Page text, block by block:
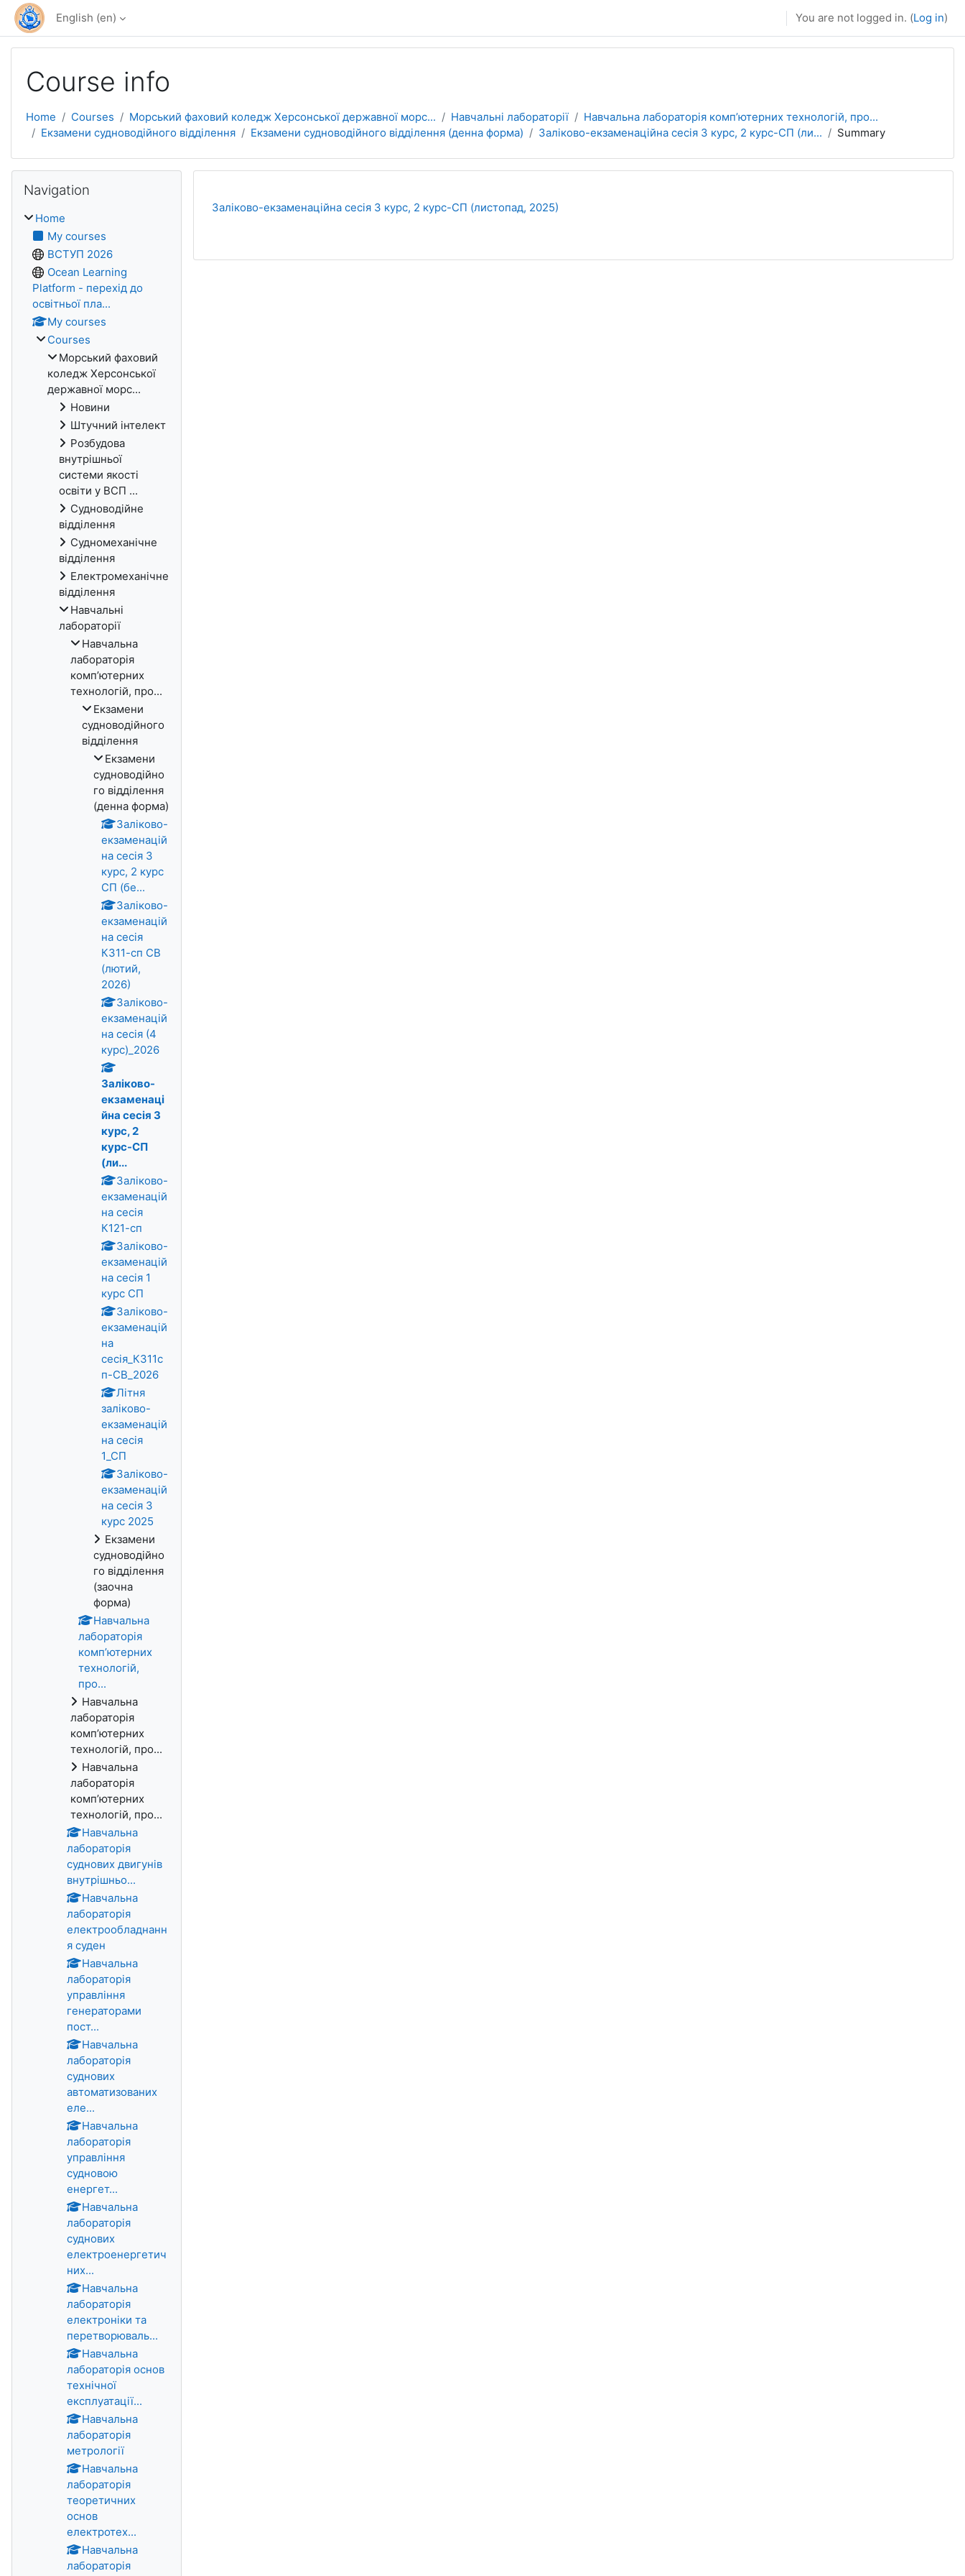
Skip to main content
English ‎(en)‎ You are not logged in. (Log in)
Course info
Home Courses Морський фаховий коледж Херсонської державної морс... Навчальні лабораторії
Навчальна лабораторія комп’ютерних технологій, про...
Екзамени судноводійного відділення
Екзамени судноводійного відділення (денна форма) Заліково-екзаменаційна сесія 3 курс, 2 курс-СП (ли... Summary
Заліково-екзаменаційна сесія 3 курс, 2 курс-СП (листопад, 2025)
Navigation
Home
My courses
ВСТУП 2026
Ocean Learning
Platform - перехід до
освітньої пла...
My courses
Courses
Морський фаховий
коледж Херсонської
державної морс...
Новини
Штучний інтелект
Розбудова
внутрішньої
системи якості
освіти у ВСП ...
Судноводійне
відділення
Судномеханічне
відділення
Електромеханічне
відділення
Навчальні
лабораторії
Навчальна
лабораторія
комп’ютерних
технологій, про...
Екзамени
судноводійного
відділення
Екзамени
судноводійно
го відділення
(денна форма)
Заліково-
екзаменацій
на сесія 3
курс, 2 курс
СП (бе...
Заліково-
екзаменацій
на сесія
К311-сп СВ
(лютий,
2026)
Заліково-
екзаменацій
на сесія (4
курс)_2026
Заліково-
екзаменаці
йна сесія 3
курс, 2
курс-СП
(ли...
Заліково-
екзаменацій
на сесія
К121-сп
Заліково-
екзаменацій
на сесія 1
курс СП
Заліково-
екзаменацій
на
сесія_К311с
п-СВ_2026
Літня
заліково-
екзаменацій
на сесія
1_СП
Заліково-
екзаменацій
на сесія 3
курс 2025
Екзамени
судноводійно
го відділення
(заочна
форма)
Навчальна
лабораторія
комп’ютерних
технологій,
про...
Навчальна
лабораторія
комп’ютерних
технологій, про...
Навчальна
лабораторія
комп’ютерних
технологій, про...
Навчальна
лабораторія
суднових двигунів
внутрішньо...
Навчальна
лабораторія
електрообладнанн
я суден
Навчальна
лабораторія
управління
генераторами
пост...
Навчальна
лабораторія
суднових
автоматизованих
еле...
Навчальна
лабораторія
управління
судновою
енергет...
Навчальна
лабораторія
суднових
електроенергетич
них...
Навчальна
лабораторія
електроніки та
перетворюваль...
Навчальна
лабораторія основ
технічної
експлуатації...
Навчальна
лабораторія
метрології
Навчальна
лабораторія
теоретичних
основ
електротех...
Навчальна
лабораторія